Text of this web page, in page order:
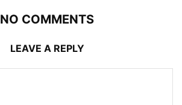
NO COMMENTS
LEAVE A REPLY